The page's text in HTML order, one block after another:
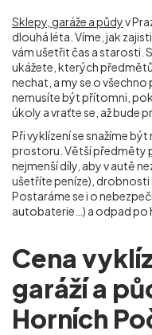
Sklepy, garáže a půdyv
dlouhá léta. Víme, jak
vám ušetřit čas a starosti.
ukážete, kterých
nechat, a my se o všechno
nemusíte být přítomni,
úkoly a vraťte se, až bude
Při vyklízení se snažíme
prostoru. Větší předměty
nejmenší díly, aby v autě
ušetříte peníze), drobnosti
Postaráme se i o
autobaterie…) a odpad po
Cena
garáží a
Horních